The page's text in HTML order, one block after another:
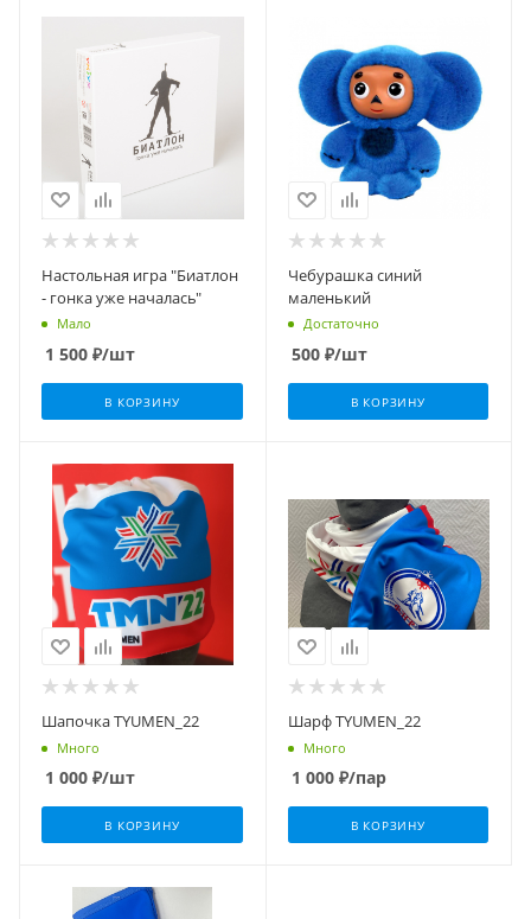
Настольная игра "Биатлон
- гонка уже началась"
Мало
1 500 ₽/шт
В КОРЗИНУ
Чебурашка синий
маленький
Достаточно
500₽/шт
В КОРЗИНУ
Шапочка TYUMEN_22
Много
1 000 ₽/шт
В КОРЗИНУ
Шарф TYUMEN_22
Много
1 000₽/пар
В КОРЗИНУ